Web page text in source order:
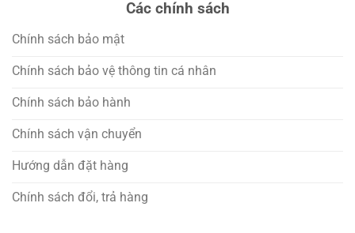
Các chính sách
Chính sách bảo mật
Chính sách bảo vệ thông tin cá nhân
Chính sách bảo hành
Chính sách vận chuyển
Hướng dẫn đặt hàng
Chính sách đổi, trả hàng